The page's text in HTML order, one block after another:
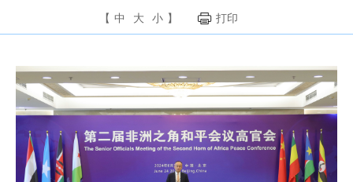
【 中 大 小 】 打印